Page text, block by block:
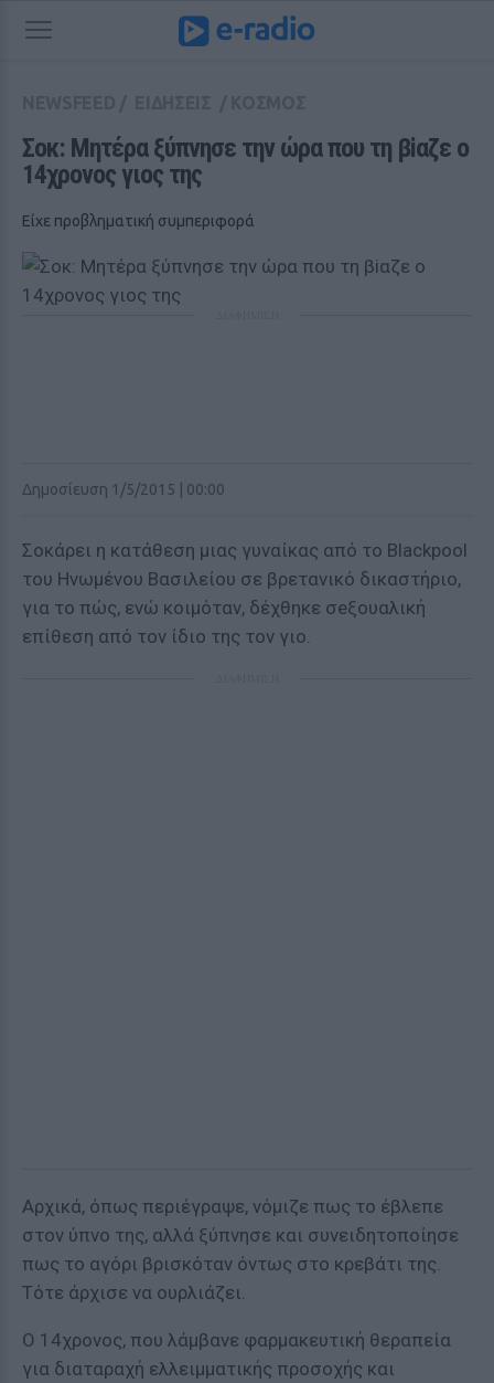
Σοκ: Μητέρα ξύπνησε την ώρα που τη βiαζε ο
14χρονος γιος της
Είχε προβληματική συμπεριφορά
Δημοσίευση 1/5/2015 | 00:00
Σοκάρει η κατάθεση μιας γυναίκας από το Blackpool
του Ηνωμένου Βασιλείου σε βρετανικό δικαστήριο,
για το πώς, ενώ κοιμόταν, δέχθηκε σeξουαλική
επίθεση από τον ίδιο της τον γιο.
Αρχικά, όπως περιέγραψε, νόμιζε πως το έβλεπε
στον ύπνο της, αλλά ξύπνησε και συνειδητοποίησε
πως το αγόρι βρισκόταν όντως στο κρεβάτι της.
Τότε άρχισε να ουρλιάζει.
Ο 14χρονος, που λάμβανε φαρμακευτική θεραπεία
για διαταραχή ελλειμματικής προσοχής και